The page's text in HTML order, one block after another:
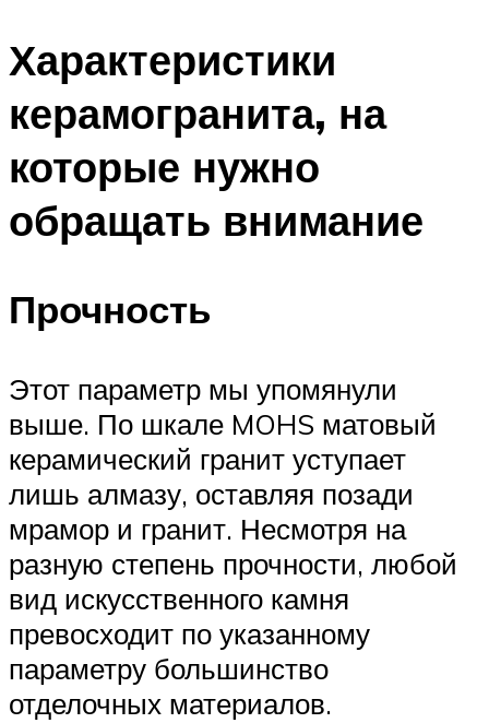
Характеристики
керамогранита, на
которые нужно
обращать внимание
Прочность
Этот параметр мы упомянули
выше. По шкале MOHS матовый
керамический гранит уступает
лишь алмазу, оставляя позади
мрамор и гранит. Несмотря на
разную степень прочности, любой
вид искусственного камня
превосходит по указанному
параметру большинство
отделочных материалов.